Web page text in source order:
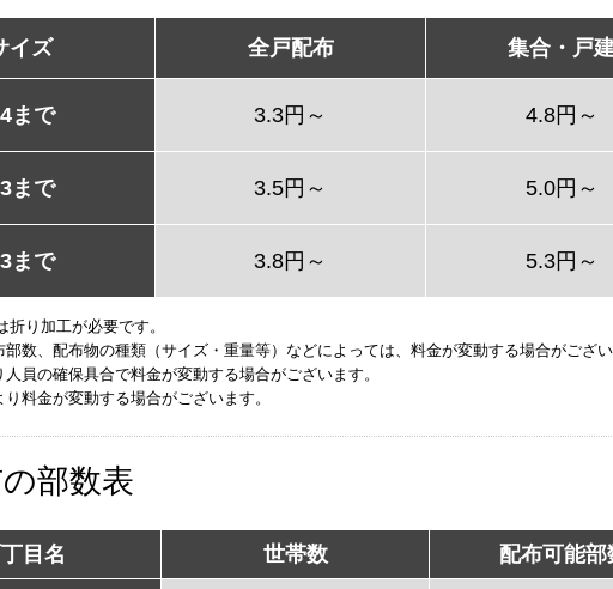
イズ 全戸配布 集合・戸
まで 3.3円～ 4.8円～
まで 3.5円～ 5.0円～
まで 3.8円～ 5.3円～
り加工が必要です。
数、配布物の種類（サイズ・重量等）などによっては、料金が変動する場合がござい
員の確保具合で料金が変動する場合がございます。
料金が変動する場合がございます。
部数表
目名 世帯数 配布可能部